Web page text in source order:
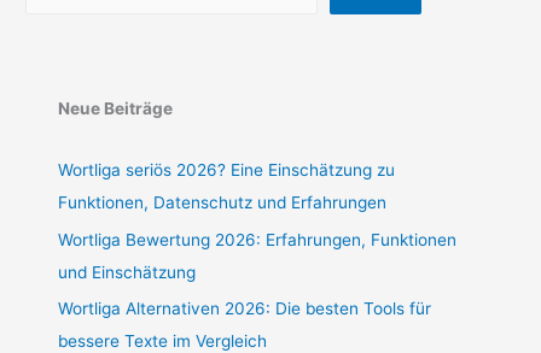
Neue Beiträge
Wortliga seriös 2026? Eine Einschätzung zu
Funktionen, Datenschutz und Erfahrungen
Wortliga Bewertung 2026: Erfahrungen, Funktionen
und Einschätzung
Wortliga Alternativen 2026: Die besten Tools für
bessere Texte im Vergleich